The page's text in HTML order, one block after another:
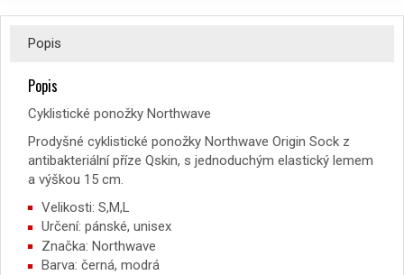
Popis
Popis
Cyklistické ponožky Northwave
Prodyšné cyklistické ponožky Northwave Origin Sock z
antibakteriální příze Qskin, s jednoduchým elastický lemem
a výškou 15 cm.
Velikosti: S,M,L
Určení: pánské, unisex
Značka: Northwave
Barva: černá, modrá